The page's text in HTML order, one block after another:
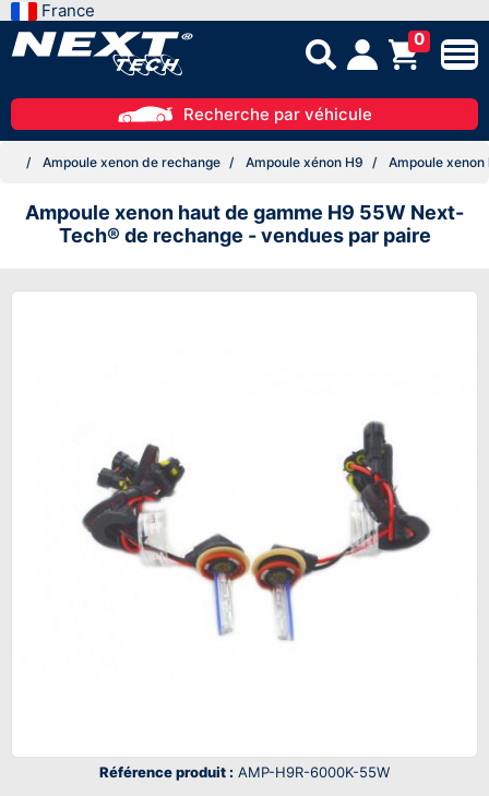
France
0
Recherche par véhicule
Ampoule xenon de rechange Ampoule xénon H9 Ampoule
Ampoule xenon haut de gamme H9 55W Next-
Tech® de rechange - vendues par paire
Référence produit : AMP-H9R-6000K-55W